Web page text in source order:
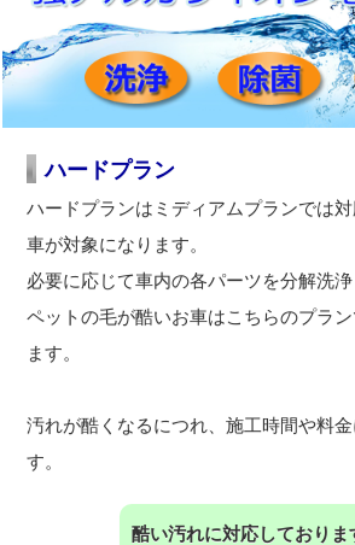
ハードプラン
ハードプランはミディアムプランでは
車が対象になります。
必要に応じて車内の各パーツを分解洗浄
ペットの毛が酷いお車はこちらのプラ
ます。
汚れが酷くなるにつれ、施工時間や料
す。
酷い汚れに対応しておりま